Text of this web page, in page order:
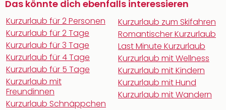
Das könnte dich ebenfalls interessieren
Kurzurlaub für 2 Personen
Kurzurlaub für 2 Tage
Kurzurlaub für 3 Tage
Kurzurlaub für 4 Tage
Kurzurlaub für 5 Tage
Kurzurlaub mit
Freundinnen
Kurzurlaub Schnäppchen
Kurzurlaub zum Skifahren
Romantischer Kurzurlaub
Last Minute Kurzurlaub
Kurzurlaub mit Wellness
Kurzurlaub mit Kindern
Kurzurlaub mit Hund
Kurzurlaub mit Wandern